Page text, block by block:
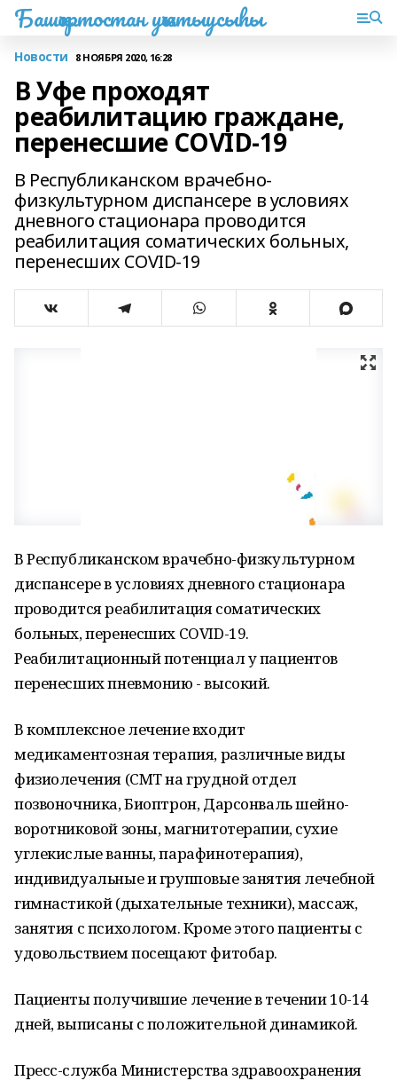
Башҡортостан уҡытыусыһы
Новости 8 НОЯБРЯ 2020, 16:28
В Уфе проходят
реабилитацию граждане,
перенесшие COVID-19
В Республиканском врачебно-
физкультурном диспансере в условиях
дневного стационара проводится
реабилитация соматических больных,
перенесших COVID-19
В Республиканском врачебно-физкультурном
диспансере в условиях дневного стационара
проводится реабилитация соматических
больных, перенесших COVID-19.
Реабилитационный потенциал у пациентов
перенесших пневмонию - высокий.
В комплексное лечение входит
медикаментозная терапия, различные виды
физиолечения (СМТ на грудной отдел
позвоночника, Биоптрон, Дарсонваль шейно-
воротниковой зоны, магнитотерапии, сухие
углекислые ванны, парафинотерапия),
индивидуальные и групповые занятия лечебной
гимнастикой (дыхательные техники), массаж,
занятия с психологом. Кроме этого пациенты с
удовольствием посещают фитобар.
Пациенты получившие лечение в течении 10-14
дней, выписаны с положительной динамикой.
Пресс-служба Министерства здравоохранения